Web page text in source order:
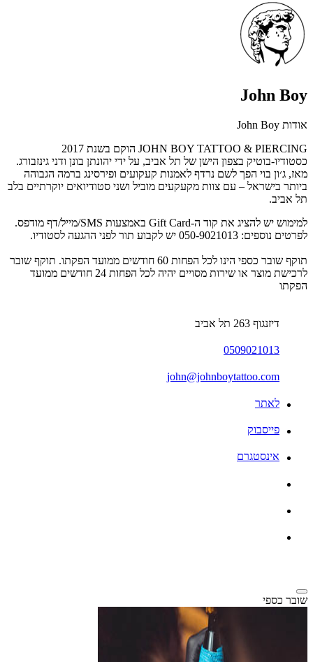
John Boy
אודות John Boy
JOHN BOY TATTOO & PIERCING הוקם בשנת 2017
כסטודיו-בוטיק בצפון הישן של תל אביב, על ידי יהונתן בונן ודני גינזבורג.
מאז, ג׳ון בוי הפך לשם נרדף לאמנות קעקועים ופירסינג ברמה הגבוהה
ביותר בישראל – עם צוות מקעקעים מוביל ושני סטודיואים יוקרתיים בלב
תל אביב.
למימוש יש להציג את קוד ה-Gift Card באמצעות SMS/מייל/דף מודפס.
לפרטים נוספים: 050-9021013 יש לקבוע תור לפני ההגעה לסטודיו.
תוקף שובר כספי הינו לכל הפחות 60 חודשים ממועד הפקתו. תוקף שובר
לרכישת מוצר או שירות מסויים יהיה לכל הפחות 24 חודשים ממועד
הפקתו
דיזנגוף 263 תל אביב
0509021013
john@johnboytattoo.com
לאתר
פייסבוק
אינסטגרם
שובר כספי